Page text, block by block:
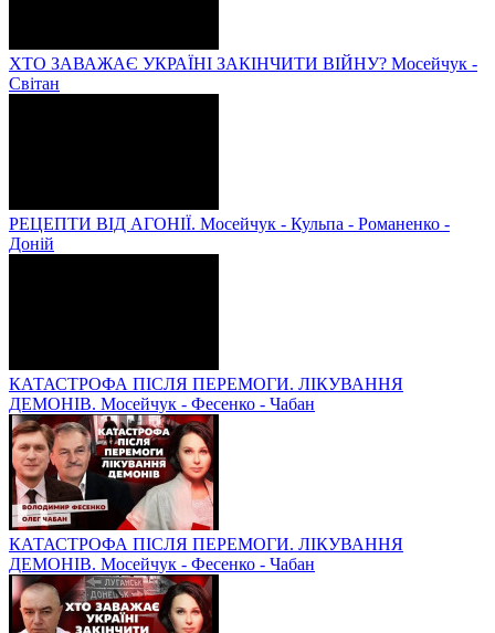
ХТО ЗАВАЖАЄ УКРАЇНІ ЗАКІНЧИТИ ВІЙНУ? Мосейчук -
Світан
РЕЦЕПТИ ВІД АГОНІЇ. Мосейчук - Кульпа - Романенко -
Доній
КАТАСТРОФА ПІСЛЯ ПЕРЕМОГИ. ЛІКУВАННЯ
ДЕМОНІВ. Мосейчук - Фесенко - Чабан
КАТАСТРОФА ПІСЛЯ ПЕРЕМОГИ. ЛІКУВАННЯ
ДЕМОНІВ. Мосейчук - Фесенко - Чабан